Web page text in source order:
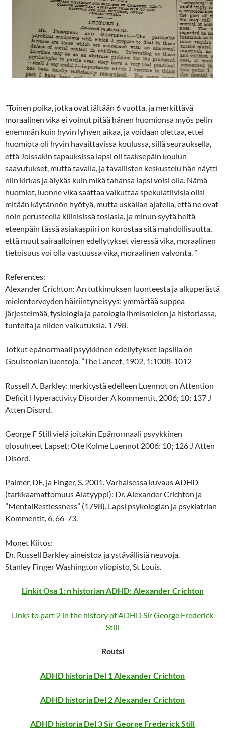
”Toinen poika, jotka ovat iältään 6 vuotta, ja merkittävä
moraalinen vika ei voinut pitää hänen huomionsa myös pelin
enemmän kuin hyvin lyhyen aikaa, ja voidaan olettaa, ettei
huomiota oli hyvin havaittavissa koulussa, sillä seurauksella,
että Joissakin tapauksissa lapsi oli taaksepäin koulun
saavutukset, mutta tavalla, ja tavallisten keskustelu hän näytti
niin kirkas ja älykäs kuin mikä tahansa lapsi voisi olla. Nämä
huomiot, luonne vika saattaa vaikuttaa spekulatiivisia olisi
mitään käytännön hyötyä, mutta uskallan ajatella, että ne ovat
noin perusteella kliinisissä tosiasia, ja minun syytä heitä
eteenpäin tässä asiakaspiiri on korostaa sitä mahdollisuutta,
että muut sairaalloinen edellytykset vieressä vika, moraalinen
tietoisuus voi olla vastuussa vika, moraalinen valvonta. ”
References:
Alexander Crichton: An tutkimuksen luonteesta ja alkuperästä
mielenterveyden häiriintyneisyys: ymmärtää suppea
järjestelmää, fysiologia ja patologia ihmismielen ja historiassa,
tunteita ja niiden vaikutuksia. 1798.
Jotkut epänormaali psyykkinen edellytykset lapsilla on
Goulstonian luentoja. ”The Lancet, 1902, 1:1008-1012
Russell A. Barkley: merkitystä edelleen Luennot on Attention
Deficit Hyperactivity Disorder A kommentit. 2006; 10; 137 J
Atten Disord.
George F Still vielä joitakin Epänormaali psyykkinen
olosuhteet Lapset: Ote Kolme Luennot 2006; 10; 126 J Atten
Disord.
Palmer, DE, ja Finger, S. 2001. Varhaisessa kuvaus ADHD
(tarkkaamattomuus Alatyyppi): Dr. Alexander Crichton ja
”MentalRestlessness” (1798). Lapsi psykologian ja psykiatrian
Kommentit, 6, 66-73.
Monet Kiitos:
Dr. Russell Barkley aineistoa ja ystävällisiä neuvoja.
Stanley Finger Washington yliopisto, St Louis.
Linkit Osa 1: n historian ADHD: Alexander Crichton
Links to part 2 in the history of ADHD Sir George Frederick
Still
Routsi
ADHD historia Del 1 Alexander Crichton
ADHD historia Del 2 Alexander Crichton
ADHD historia Del 3 Sir George Frederick Still